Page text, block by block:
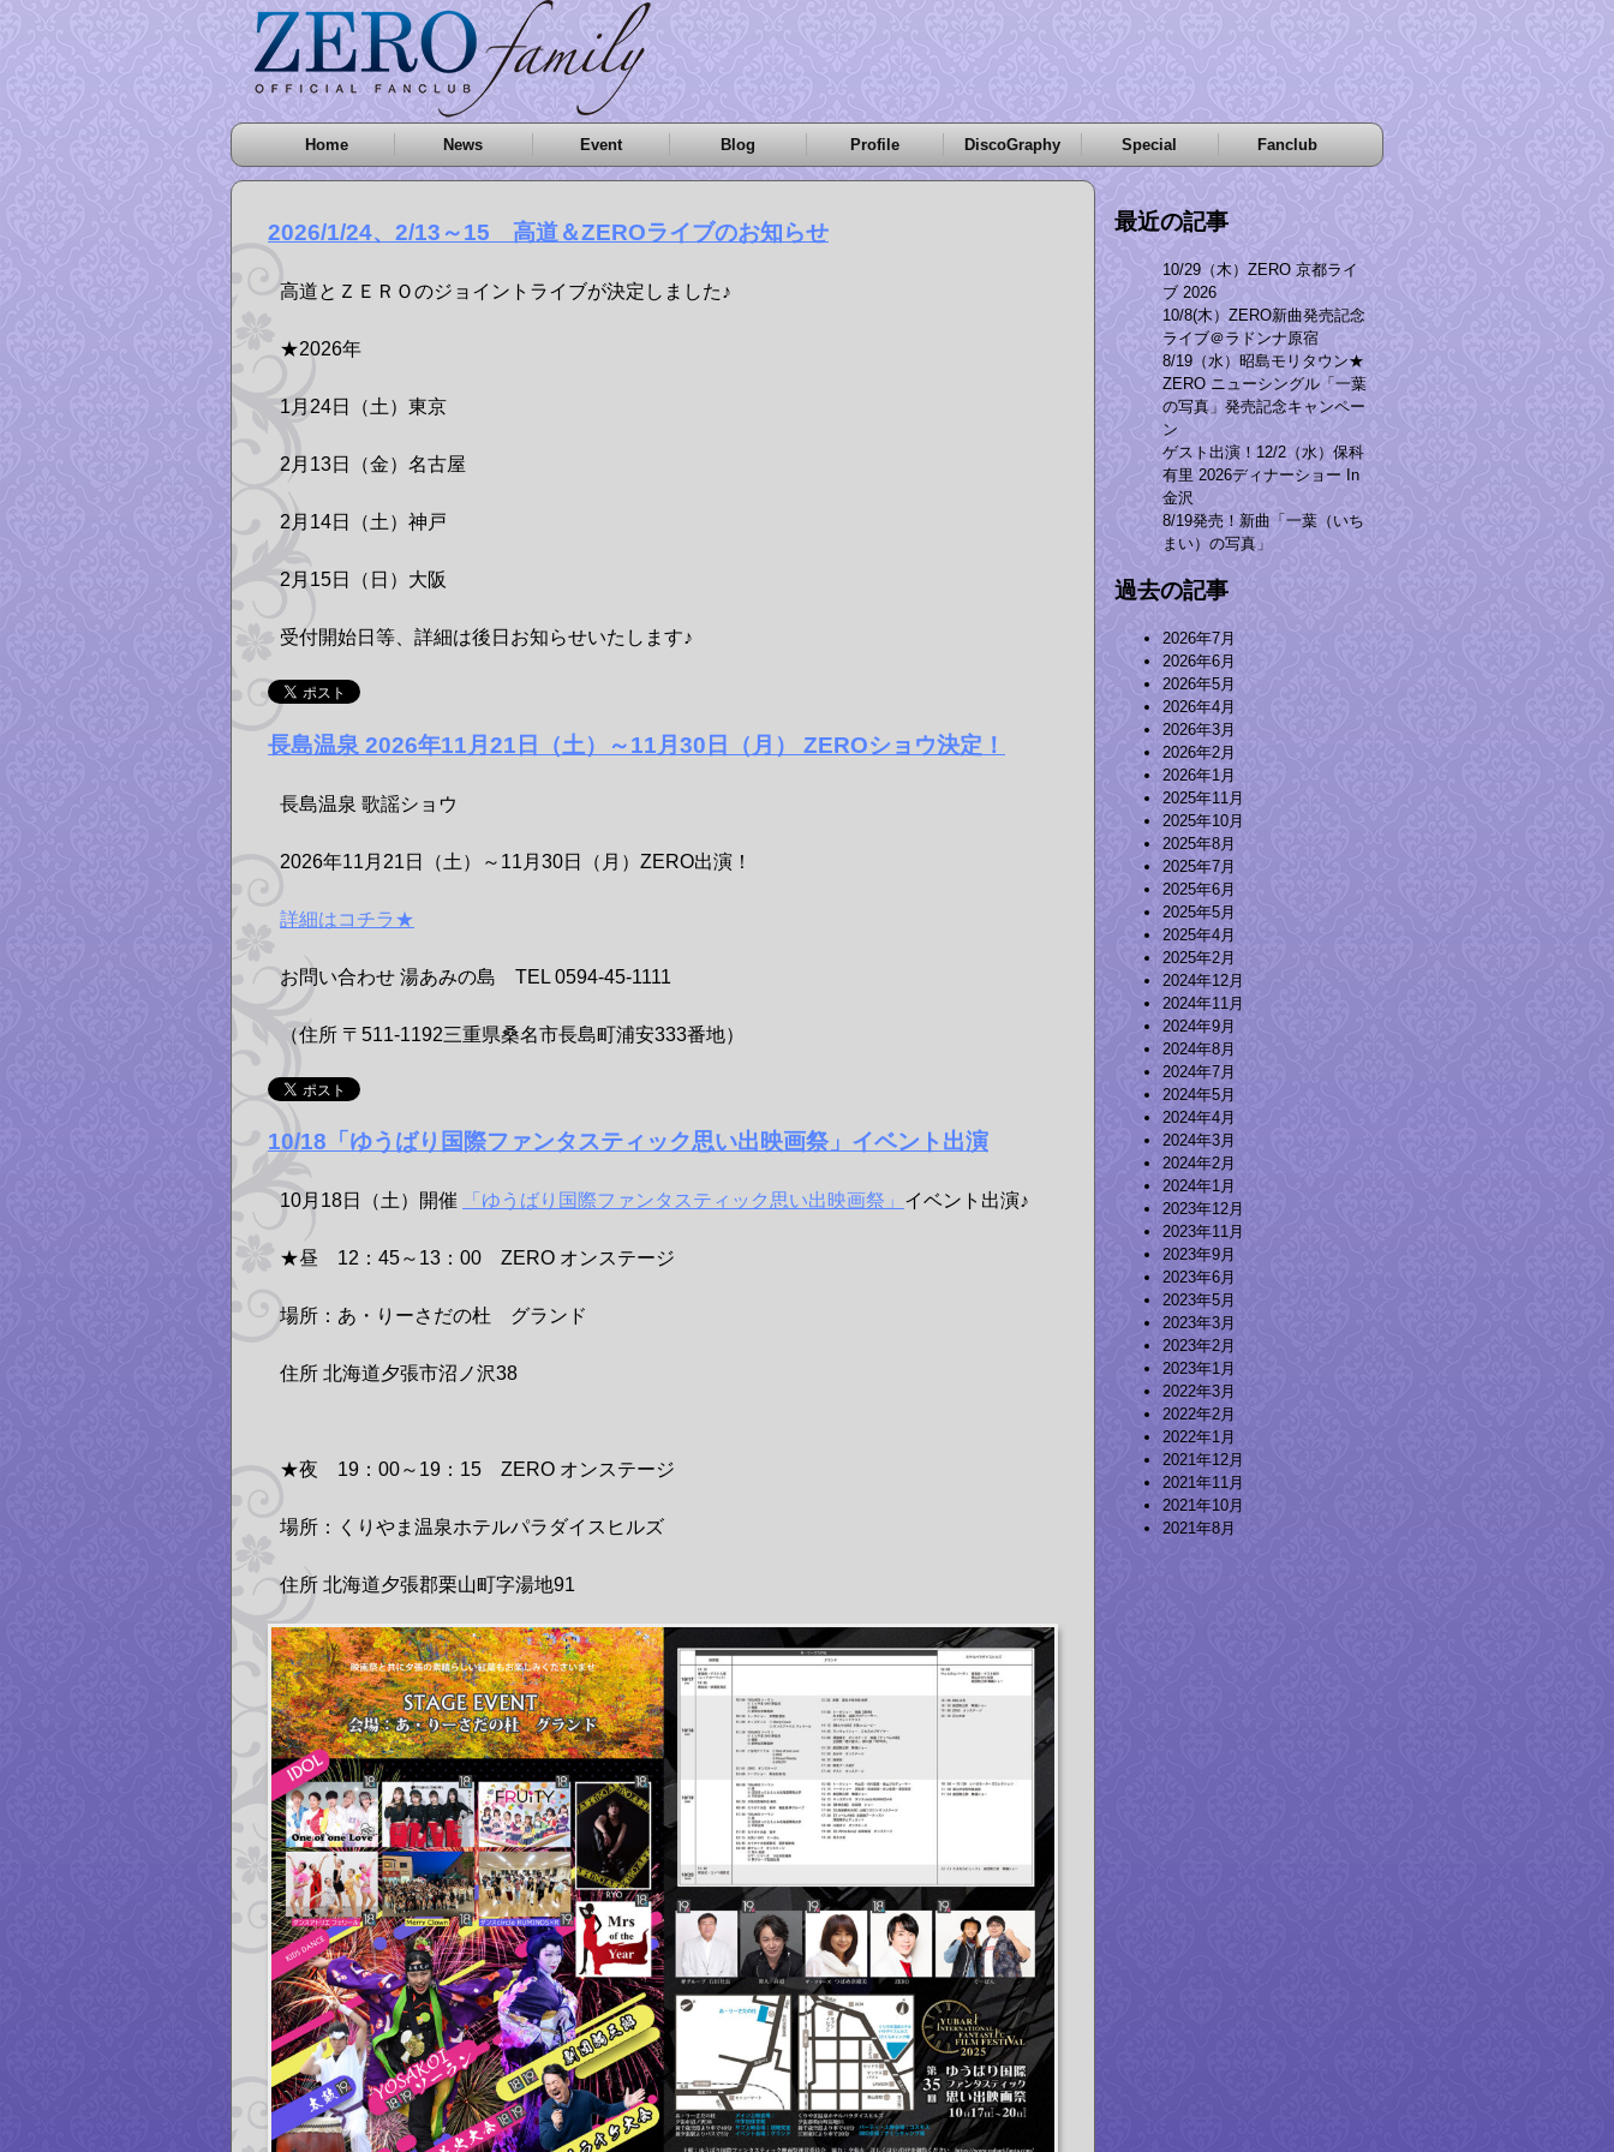
Home News Event Blog Profile DiscoGraphy Special Fanclub
2026/1/24、2/13～15 高道＆ZEROライブのお知らせ
高道とＺＥＲＯのジョイントライブが決定しました♪
★2026年
1月24日（土）東京
2月13日（金）名古屋
2月14日（土）神戸
2月15日（日）大阪
受付開始日等、詳細は後日お知らせいたします♪
長島温泉 2026年11月21日（土）～11月30日（月） ZEROショウ決定！
長島温泉 歌謡ショウ
2026年11月21日（土）～11月30日（月）ZERO出演！
詳細はコチラ★
お問い合わせ 湯あみの島 TEL 0594-45-1111
（住所 〒511-1192三重県桑名市長島町浦安333番地）
10/18「ゆうばり国際ファンタスティック思い出映画祭」イベント出演
10月18日（土）開催 「ゆうばり国際ファンタスティック思い出映画祭」 イベント出演♪
★昼 12：45～13：00 ZERO オンステージ
場所：あ・りーさだの杜 グランド
住所 北海道夕張市沼ノ沢38
★夜 19：00～19：15 ZERO オンステージ
場所：くりやま温泉ホテルパラダイスヒルズ
住所 北海道夕張郡栗山町字湯地91
最近の記事
10/29（木）ZERO 京都ライ
ブ 2026
10/8(木）ZERO新曲発売記念
ライブ＠ラドンナ原宿
8/19（水）昭島モリタウン★
ZERO ニューシングル「一葉
の写真」発売記念キャンペー
ン
ゲスト出演！12/2（水）保科
有里 2026ディナーショー In
金沢
8/19発売！新曲「一葉（いち
まい）の写真」
過去の記事
2026年7月
2026年6月
2026年5月
2026年4月
2026年3月
2026年2月
2026年1月
2025年11月
2025年10月
2025年8月
2025年7月
2025年6月
2025年5月
2025年4月
2025年2月
2024年12月
2024年11月
2024年9月
2024年8月
2024年7月
2024年5月
2024年4月
2024年3月
2024年2月
2024年1月
2023年12月
2023年11月
2023年9月
2023年6月
2023年5月
2023年3月
2023年2月
2023年1月
2022年3月
2022年2月
2022年1月
2021年12月
2021年11月
2021年10月
2021年8月